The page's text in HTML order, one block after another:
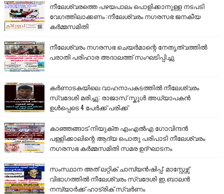
നീലേശ്വരത്തെ പഴയപാലം പൊളിക്കാനുള്ള നടപടി
വേഗത്തിലാക്കണം :നീലേശ്വരം നഗരസഭ ജനകീയ
കർമ്മസമിതി
നീലേശ്വരം നഗരസഭ ചെയർമാന്റെ നേതൃത്വത്തിൽ
പരാതി പരിഹാര അദാലത്ത് സംഘടിപ്പിച്ചു
കർണാടകയിലെ വാഹനാപകടത്തിൽ നീലേശ്വരം
സ്വദേശി മരിച്ചു: രാജാസ് സ്കൂൾ അധ്യാപകൻ
ഉൾപ്പെടെ 4 പേർക്ക് പരിക്ക്
കാഞ്ഞങ്ങാട് നിയുക്ത എംഎൽഎ ഗോവിന്ദൻ
പള്ളിക്കാലിന്റെ ആദ്യ പൊതു പരിപാടി നീലേശ്വരം
നഗരസഭ കർമ്മസമിതി സമര ഉദ്ഘാടനം
സംസ്ഥാന അത് ലറ്റിക് ചാമ്പ്യൻഷിപ്പ്: മാസ്റ്റേഴ്സ്
വിഭാഗത്തിൽ നീലേശ്വരം സ്വദേശി ഇ.ബാലൻ
നമ്പ്യാർക്ക് ഹാട്രിക് സ്വർണം